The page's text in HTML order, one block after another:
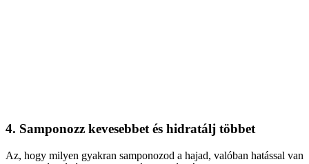
4. Samponozz kevesebbet és hidratálj többet
Az, hogy milyen gyakran samponozod a hajad, valóban hatással van